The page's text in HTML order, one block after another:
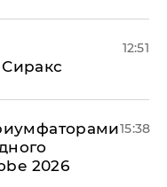
12:51
2026
15:38